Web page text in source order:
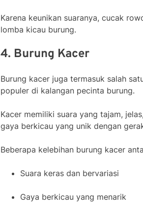
Karena keunikan suaranya, cucak
lomba kicau burung.
4. Burung Kacer
Burung kacer juga termasuk salah
populer di kalangan pecinta burung.
Kacer memiliki suara yang tajam,
gaya berkicau yang unik dengan
Beberapa kelebihan burung kacer
Suara keras dan bervariasi
Gaya berkicau yang menarik